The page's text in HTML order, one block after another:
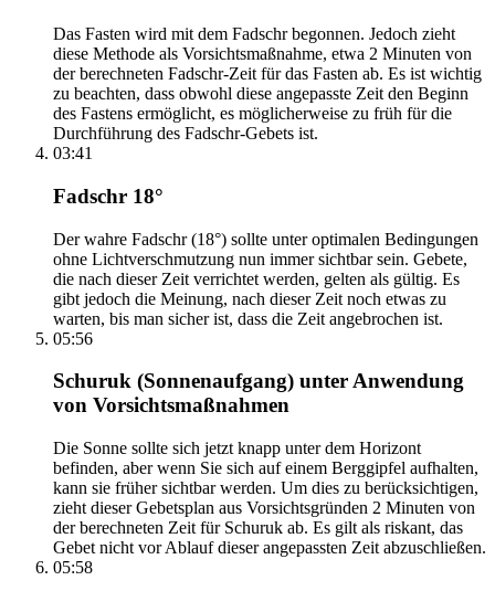
Das Fasten wird mit dem Fadschr begonnen. Jedoch zieht
diese Methode als Vorsichtsmaßnahme, etwa 2 Minuten von
der berechneten Fadschr-Zeit für das Fasten ab. Es ist wichtig
zu beachten, dass obwohl diese angepasste Zeit den Beginn
des Fastens ermöglicht, es möglicherweise zu früh für die
Durchführung des Fadschr-Gebets ist.
03:41
Fadschr 18°
Der wahre Fadschr (18°) sollte unter optimalen Bedingungen
ohne Lichtverschmutzung nun immer sichtbar sein. Gebete,
die nach dieser Zeit verrichtet werden, gelten als gültig. Es
gibt jedoch die Meinung, nach dieser Zeit noch etwas zu
warten, bis man sicher ist, dass die Zeit angebrochen ist.
05:56
Schuruk (Sonnenaufgang) unter Anwendung
von Vorsichtsmaßnahmen
Die Sonne sollte sich jetzt knapp unter dem Horizont
befinden, aber wenn Sie sich auf einem Berggipfel aufhalten,
kann sie früher sichtbar werden. Um dies zu berücksichtigen,
zieht dieser Gebetsplan aus Vorsichtsgründen 2 Minuten von
der berechneten Zeit für Schuruk ab. Es gilt als riskant, das
Gebet nicht vor Ablauf dieser angepassten Zeit abzuschließen.
05:58